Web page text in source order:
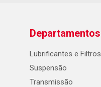
Departamentos
Lubrificantes e Filtros
Suspensão
Transmissão